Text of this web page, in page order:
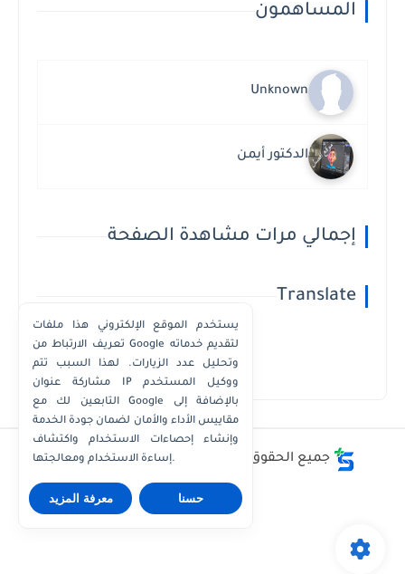
المساهمون
Unknown
الدكتور أيمن
إجمالي مرات مشاهدة الصفحة
Translate
Powered by Translate
جميع الحقوق محفوظة © أفضل - أسعار - أرقام
يستخدم الموقع الإلكتروني هذا ملفات
تعريف الارتباط من Google لتقديم خدماته
وتحليل عدد الزيارات. لهذا السبب تتم
مشاركة عنوان IP ووكيل المستخدم
التابعين لك مع Google بالإضافة إلى
مقاييس الأداء والأمان لضمان جودة الخدمة
وإنشاء إحصاءات الاستخدام واكتشاف
إساءة الاستخدام ومعالجتها.
معرفة المزيد حسنا